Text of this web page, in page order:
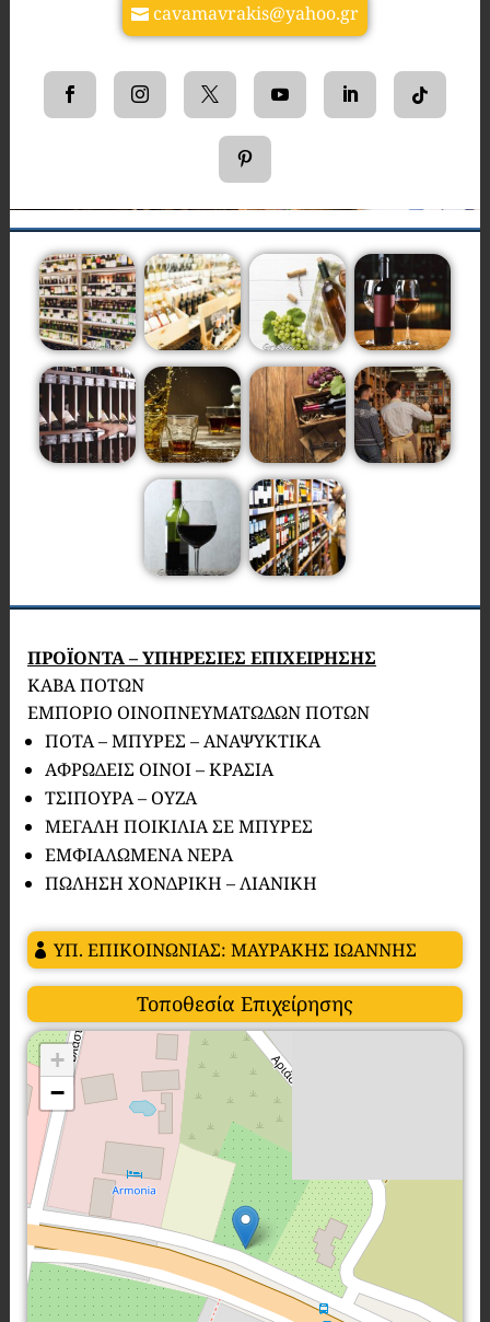
cavamavrakis@yahoo.gr
ΠΡΟΪΟΝΤΑ – ΥΠΗΡΕΣΙΕΣ ΕΠΙΧΕΙΡΗΣΗΣ
ΚΑΒΑ ΠΟΤΩΝ
ΕΜΠΟΡΙΟ ΟΙΝΟΠΝΕΥΜΑΤΩΔΩΝ ΠΟΤΩΝ
ΠΟΤΑ – ΜΠΥΡΕΣ – ΑΝΑΨΥΚΤΙΚΑ
ΑΦΡΩΔΕΙΣ ΟΙΝΟΙ – ΚΡΑΣΙΑ
ΤΣΙΠΟΥΡΑ – ΟΥΖΑ
ΜΕΓΑΛΗ ΠΟΙΚΙΛΙΑ ΣΕ ΜΠΥΡΕΣ
ΕΜΦΙΑΛΩΜΕΝΑ ΝΕΡΑ
ΠΩΛΗΣΗ ΧΟΝΔΡΙΚΗ – ΛΙΑΝΙΚΗ
ΥΠ. ΕΠΙΚΟΙΝΩΝΙΑΣ: ΜΑΥΡΑΚΗΣ ΙΩΑΝΝΗΣ
Τοποθεσία Επιχείρησης
+
−